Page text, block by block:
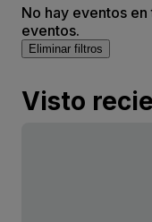
No hay eventos
eventos.
Eliminar filtros
Visto